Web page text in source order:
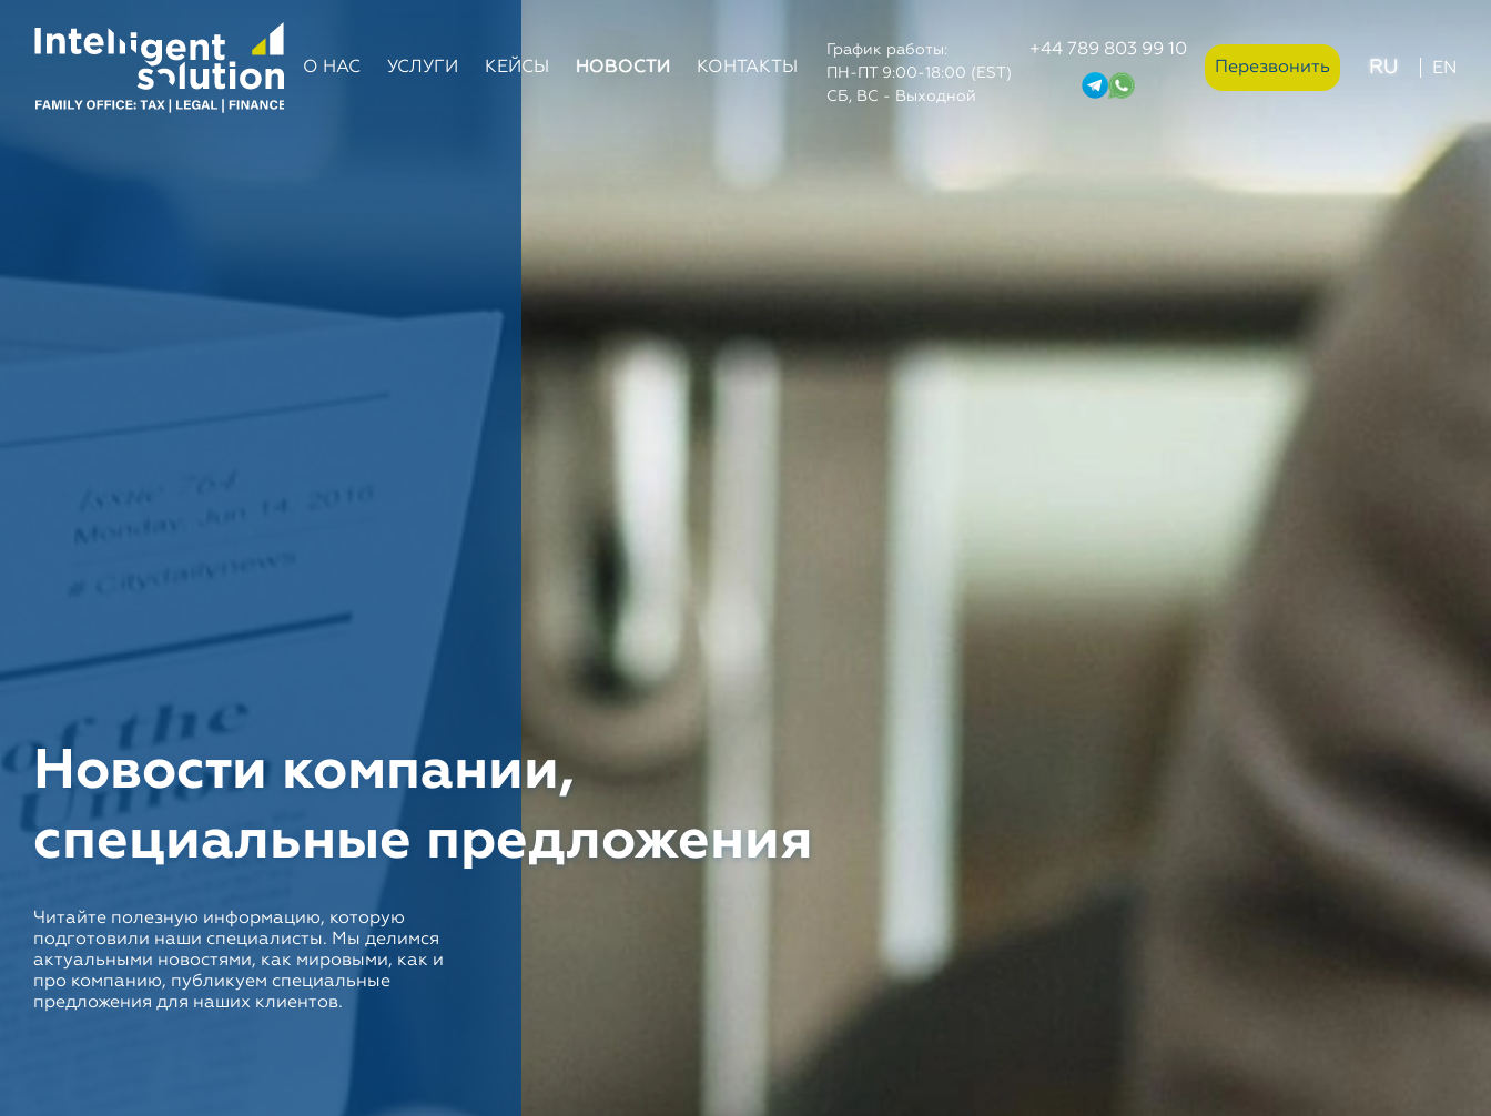
О НАС УСЛУГИ КЕЙСЫ НОВОСТИ КОНТАКТЫ
График работы:
ПН-ПТ 9:00-18:00 (EST)
СБ, ВС - Выходной
+44 789 803 99 10
Перезвонить
RU EN
Новости компании,
специальные предложения
Читайте полезную информацию, которую
подготовили наши специалисты. Мы делимся
актуальными новостями, как мировыми, как и
про компанию, публикуем специальные
предложения для наших клиентов.